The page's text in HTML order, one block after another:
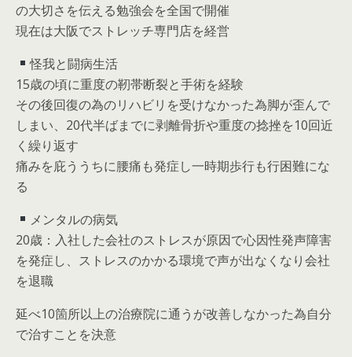
の大切さを伝える勉強会を全国で開催
現在は大阪でストレッチ専門店を経営
怪我と闘病生活
15歳の頃に重度の靭帯断裂と手術を経験
その後回復の為のリハビリを受けなかった為脚が歪んで
しまい、20代半ばまでに剥離骨折や重度の捻挫を10回近
く繰り返す
痛みを庇ううちに腰痛も発症し一時期歩行も行困難にな
る
メンタルの病気
20歳：入社した会社のストレスが原因で心因性発声障害
を発症し、ストレスのかかる環境で声が出なくなり会社
を退職
延べ10箇所以上の治療院に通うが改善しなかった為自分
で治すことを決意